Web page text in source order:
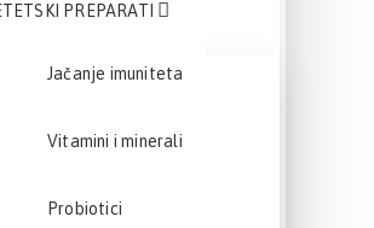
PREPARATI
Jačanje imuniteta
Vitamini i minerali
Probiotici